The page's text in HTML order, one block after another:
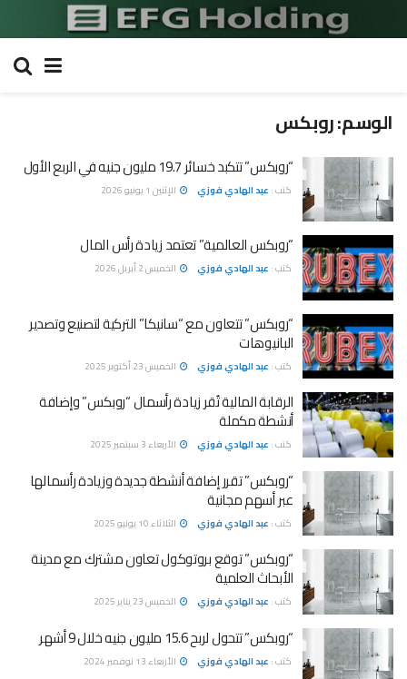
الوسم:روبكس
“روبكس” تتكبد خسائر 19.7 مليون جنيه في الربع الأول
كتب : عبد الهادي فوزي الإثنين 1 يونيو 2026
“روبكس العالمية” تعتمد زيادة رأس المال
كتب : عبد الهادي فوزي الخميس 2 أبريل 2026
“روبكس” تتعاون مع “سانيكا” التركية لتصنيع وتصدير
البانيوهات
كتب : عبد الهادي فوزي الخميس 23 أكتوبر 2025
الرقابة المالية تُقر زيادة رأسمال “روبكس” وإضافة
أنشطة مكملة
كتب : عبد الهادي فوزي الأربعاء 3 سبتمبر 2025
“روبكس” تقرر إضافة أنشطة جديدة وزيادة رأسمالها
عبر أسهم مجانية
كتب : عبد الهادي فوزي الثلاثاء 10 يونيو 2025
“روبكس” توقع بروتوكول تعاون مشترك مع مدينة
الأبحاث العلمية
كتب : عبد الهادي فوزي الخميس 23 يناير 2025
“روبكس” تتحول لربح 15.6 مليون جنيه خلال 9 أشهر
كتب : عبد الهادي فوزي الأربعاء 13 نوفمبر 2024